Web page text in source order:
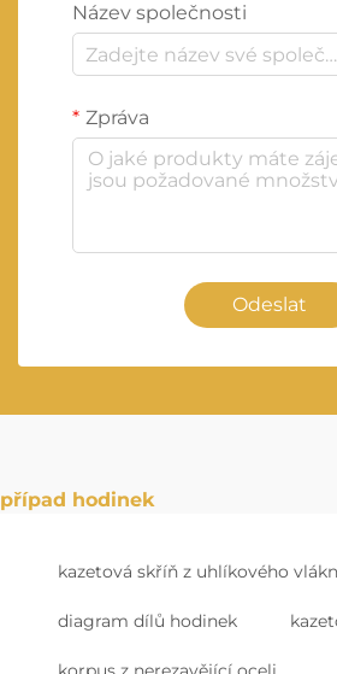
Název společnosti
Zpráva
Odeslat
případ hodinek
kazetová skříň z uhlíkového
diagram dílů hodinek